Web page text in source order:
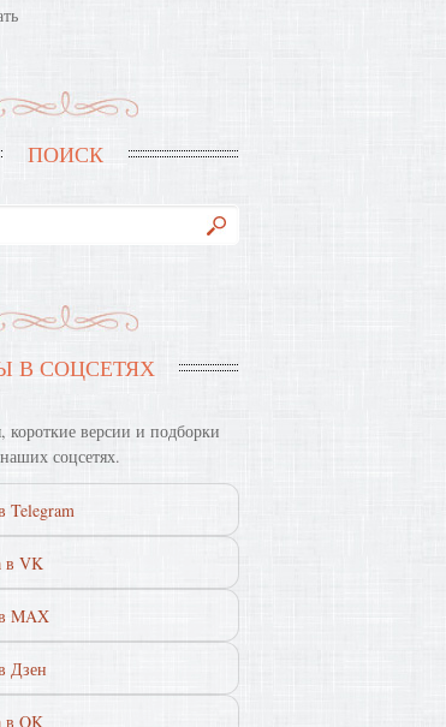
ПОИСК
В СОЦСЕТЯХ
короткие версии и подборки
соцсетях.
Telegram
в VK
MAX
Дзен
в OK